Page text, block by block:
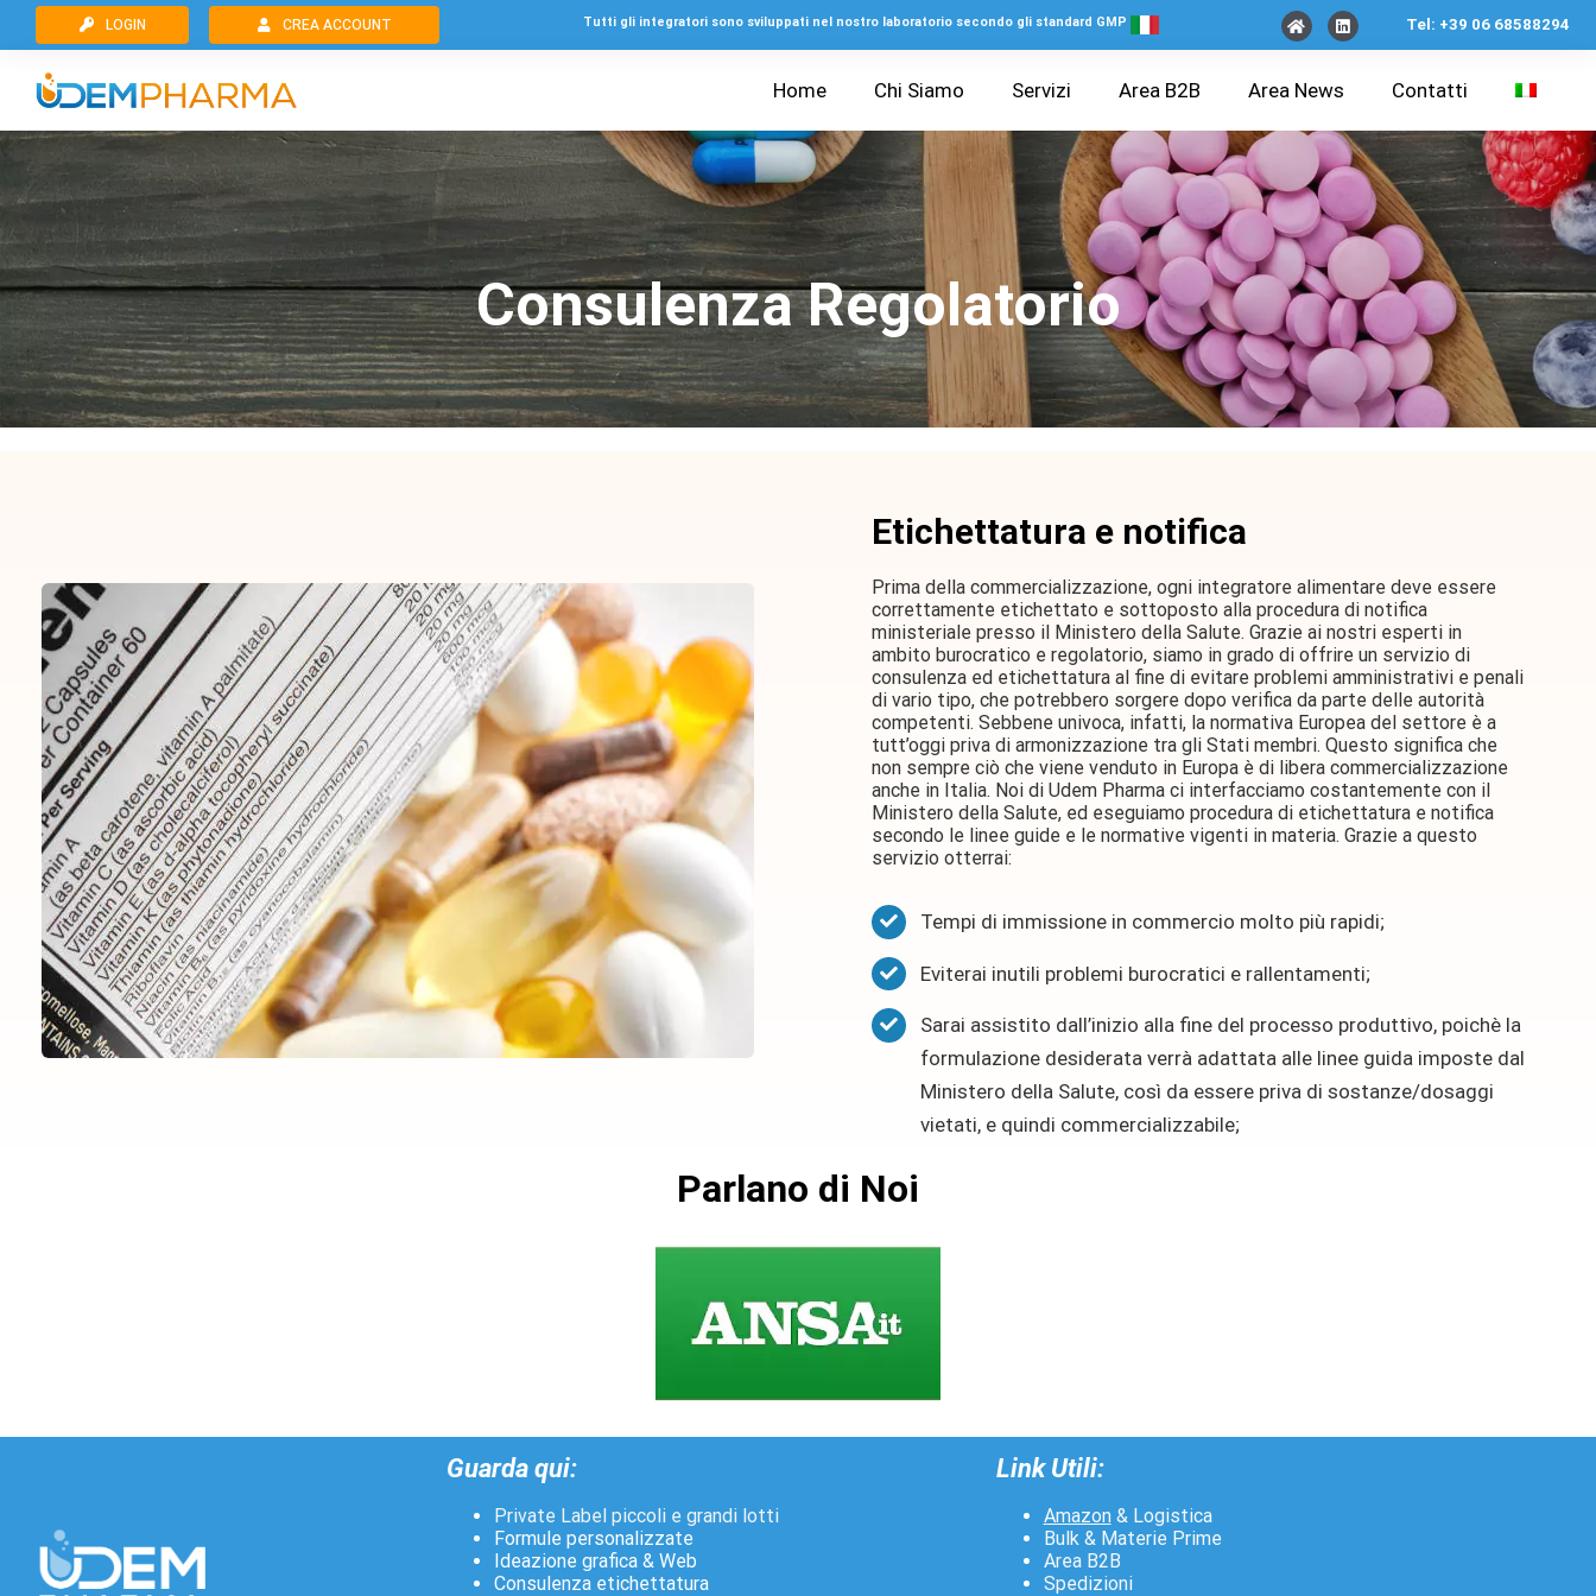
Salta
contenuto
LOGIN CREA ACCOUNT Tutti gli integratori sono sviluppati nel nostro laboratorio secondo gli standard GMP Tel: +39 06 68588294
Home Chi Siamo Servizi Area B2B Area News Contatti
Consulenza Regolatorio
Etichettatura e notifica
Prima della commercializzazione, ogni integratore alimentare deve essere
correttamente etichettato e sottoposto alla procedura di notifica
ministeriale presso il Ministero della Salute. Grazie ai nostri esperti in
ambito burocratico e regolatorio, siamo in grado di offrire un servizio di
consulenza ed etichettatura al fine di evitare problemi amministrativi e penali
di vario tipo, che potrebbero sorgere dopo verifica da parte delle autorità
competenti. Sebbene univoca, infatti, la normativa Europea del settore è a
tutt’oggi priva di armonizzazione tra gli Stati membri. Questo significa che
non sempre ciò che viene venduto in Europa è di libera commercializzazione
anche in Italia. Noi di Udem Pharma ci interfacciamo costantemente con il
Ministero della Salute, ed eseguiamo procedura di etichettatura e notifica
secondo le linee guide e le normative vigenti in materia. Grazie a questo
servizio otterrai:
Tempi di immissione in commercio molto più rapidi;
Eviterai inutili problemi burocratici e rallentamenti;
Sarai assistito dall’inizio alla fine del processo produttivo, poichè la
formulazione desiderata verrà adattata alle linee guida imposte dal
Ministero della Salute, così da essere priva di sostanze/dosaggi
vietati, e quindi commercializzabile;
Parlano di Noi
Guarda qui:
Private Label piccoli e grandi lotti
Formule personalizzate
Ideazione grafica & Web
Consulenza etichettatura
Link Utili:
Amazon& Logistica
Bulk & Materie Prime
Area B2B
Spedizioni